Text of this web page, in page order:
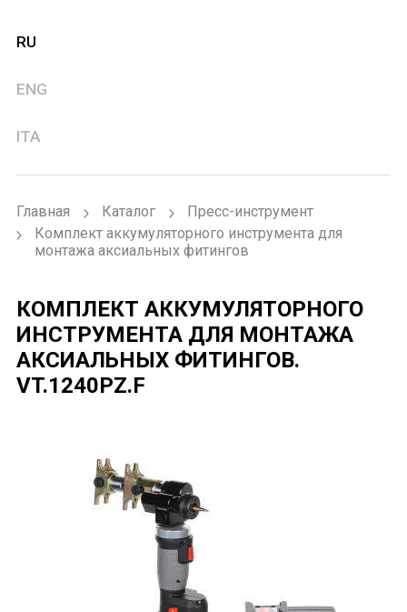
RU
ENG
ITA
Главная Каталог
Пресс-инструмент
Комплект аккумуляторного инструмента для
монтажа аксиальных фитингов
КОМПЛЕКТ АККУМУЛЯТОРНОГО
ИНСТРУМЕНТА ДЛЯ МОНТАЖА
АКСИАЛЬНЫХ ФИТИНГОВ.
VT.1240PZ.F